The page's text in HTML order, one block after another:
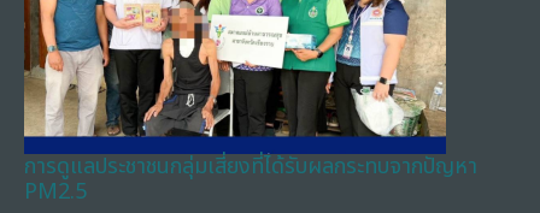
การดูแลประชาชนกลุ่มเสี่ยงที่ได้รับผลกระทบจากปัญหา
PM2.5